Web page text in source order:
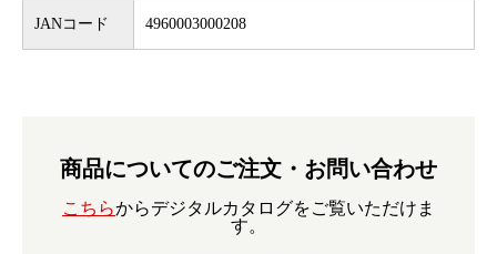
JANコード 4960003000208
商品についてのご注文・お問い合わせ
こちらからデジタルカタログをご覧いただけま
す。